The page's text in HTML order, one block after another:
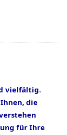
vielfältig.
die
für Ihre